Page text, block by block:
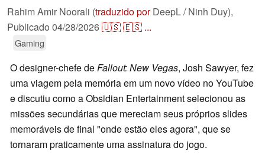
Rahim Amir Noorali (traduzido porDeepL / Ninh Duy),
Publicado 04/28/2026🇺🇸🇪🇸 ...
Gaming
O designer-chefe deFallout: New Vegas, Josh Sawyer, fez
uma viagem pela memória em um novo vídeo no YouTube
e discutiu como a Obsidian Entertainment selecionou as
missões secundárias que mereciam seus próprios slides
memoráveis de final "onde estão eles agora", que se
tornaram praticamente uma assinatura do jogo.